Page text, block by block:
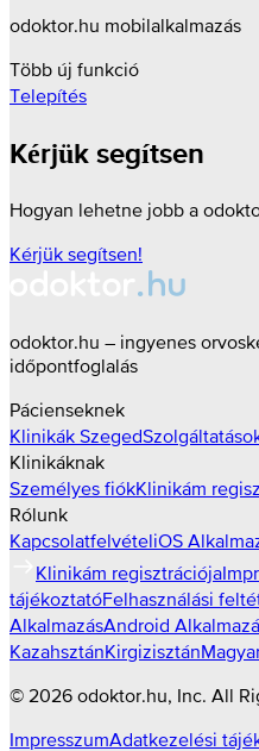
odoktor.hu mobilalkalmazás
Több új funkció
Telepítés
Kérjük segítsen
Hogyan lehetne jobb a
Kérjük segítsen!
odoktor.hu – ingyenes
időpontfoglalás
Pácienseknek
Klinikák Szeged
Klinikáknak
Személyes fiókKlinikám
Rólunk
KapcsolatfelvételiOS
Klinikám regisztrációja
tájékoztatóFelhasználási
AlkalmazásAndroid
KazahsztánKirgizisztán
© 2026 odoktor.hu, Inc. All
ImpresszumAdatkezelési